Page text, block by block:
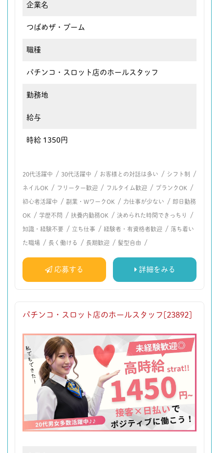
企業名
つばめザ・ブーム
職種
パチンコ・スロット店のホールスタッフ
勤務地
給与
時給 1350円
20代活躍中 / 30代活躍中 / お客様との対話は多い / シフト制 /
ネイルOK / フリーター歓迎 / フルタイム歓迎 / ブランクOK /
初心者活躍中 / 副業・WワークOK / 力仕事が少ない / 即日勤務
OK / 学歴不問 / 扶養内勤務OK / 決められた時間できっちり /
知識・経験不要 / 立ち仕事 / 経験者・有資格者歓迎 / 落ち着い
た職場 / 長く働ける / 長期歓迎 / 髪型自由 /
応募する 詳細をみる
パチンコ・スロット店のホールスタッフ[23892]